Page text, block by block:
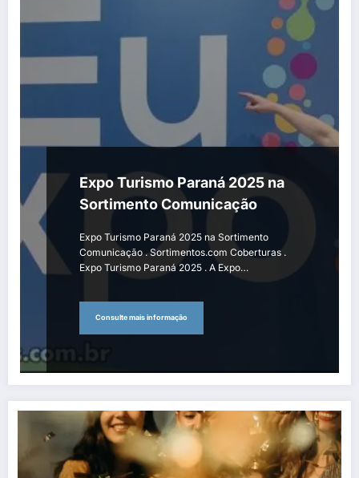
Expo Turismo Paraná 2025 na
Sortimento Comunicação
Expo Turismo Paraná 2025 na Sortimento
Comunicação . Sortimentos.com Coberturas .
Expo Turismo Paraná 2025 . A Expo…
Consulte mais informação